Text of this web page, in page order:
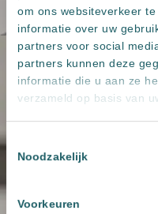
om ons websiteverkeer
informatie over uw
partners voor social
partners kunnen deze
informatie die u aan ze
verzameld op basis van
Toestemmingsselectie
Noodzakelijk
Voorkeuren